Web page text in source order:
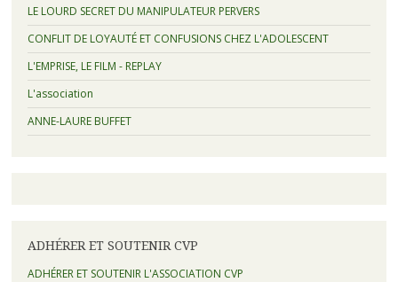
LE LOURD SECRET DU MANIPULATEUR PERVERS
CONFLIT DE LOYAUTÉ ET CONFUSIONS CHEZ L'ADOLESCENT
L'EMPRISE, LE FILM - REPLAY
L'association
ANNE-LAURE BUFFET
ADHÉRER ET SOUTENIR CVP
ADHÉRER ET SOUTENIR L'ASSOCIATION CVP